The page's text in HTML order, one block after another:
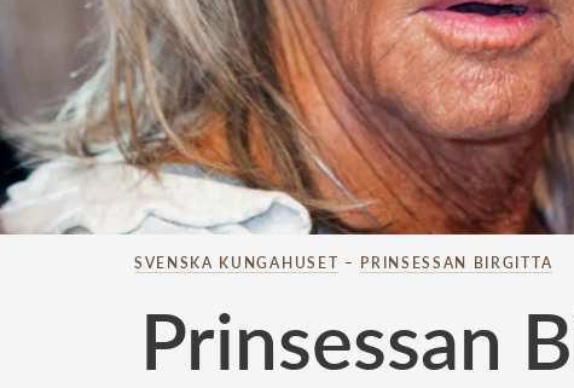
SVENSKA KUNGAHUSET – PRINSESSAN BIRGITTA
Prinsessan